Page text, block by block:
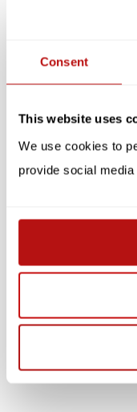
Consent
This website uses
We use cookies to
provide social
Gerelateerde
Katja Rub - Kerst Kat